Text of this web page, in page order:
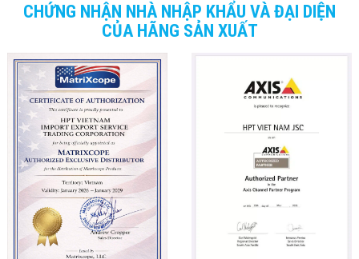
CHỨNG NHẬN NHÀ NHẬP KHẨU VÀ ĐẠI DIỆN
CỦA HÃNG SẢN XUẤT